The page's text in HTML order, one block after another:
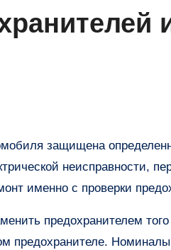
неисправности,
именно с проверки
предохранителем
предохранителе.